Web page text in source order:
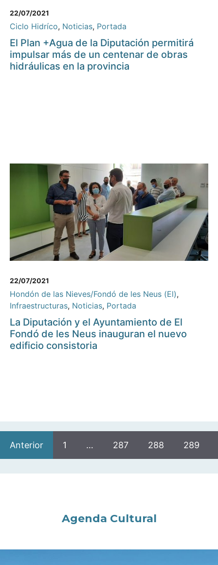
22/07/2021
Ciclo Hidríco, Noticias, Portada
El Plan +Agua de la Diputación permitirá
impulsar más de un centenar de obras
hidráulicas en la provincia
22/07/2021
Hondón de las Nieves/Fondó de les Neus (El),
Infraestructuras, Noticias, Portada
La Diputación y el Ayuntamiento de El
Fondó de les Neus inauguran el nuevo
edificio consistoria
Anterior 1 … 287 288 289
Agenda Cultural